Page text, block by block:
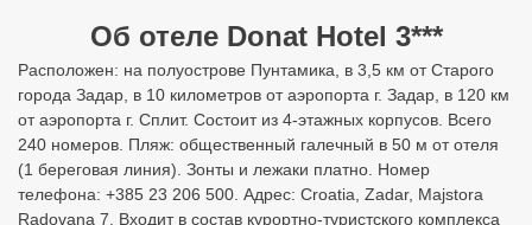
Об отеле Donat Hotel 3***
Расположен: на полуострове Пунтамика, в 3,5 км от Старого
города Задар, в 10 километров от аэропорта г. Задар, в 120 км
от аэропорта г. Сплит. Состоит из 4-этажных корпусов. Всего
240 номеров. Пляж: общественный галечный в 50 м от отеля
(1 береговая линия). Зонты и лежаки платно. Номер
телефона: +385 23 206 500. Адрес: Croatia, Zadar, Majstora
Radovana 7. Входит в состав курортно-туристского комплекса